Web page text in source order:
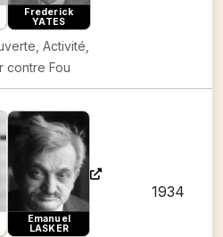
Frederick
YATES
Activité,
contre Fou
Emanuel
LASKER
1934